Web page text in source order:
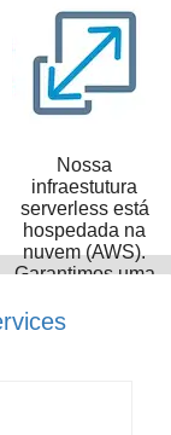
Nossa
infraestutura
serverless está
hospedada na
nuvem (AWS).
Garantimos uma
disponibilidade de